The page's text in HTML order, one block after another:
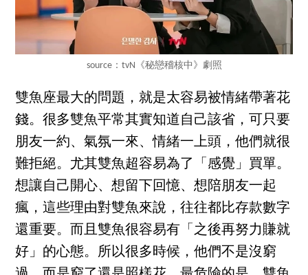
source：tvN《秘戀稽核中》劇照
雙魚座最大的問題，就是太容易被情緒帶著花
錢。很多雙魚平常其實知道自己該省，可只要
朋友一約、氣氛一來、情緒一上頭，他們就很
難拒絕。尤其雙魚超容易為了「感覺」買單。
想讓自己開心、想留下回憶、想陪朋友一起
瘋，這些理由對雙魚來說，往往都比存款數字
還重要。而且雙魚很容易有「之後再努力賺就
好」的心態。所以很多時候，他們不是沒窮